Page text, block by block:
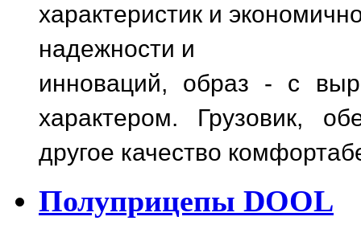
характеристик и
надежности и
инноваций, образ - с
характером. Грузовик,
другое качество
Полуприцепы DOOL